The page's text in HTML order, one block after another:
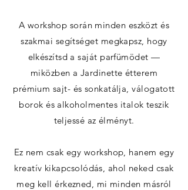
A workshop során minden eszközt és
szakmai segítséget megkapsz, hogy
elkészítsd a saját parfümödet —
miközben a Jardinette étterem
prémium sajt- és sonkatálja, válogatott
borok és alkoholmentes italok teszik
teljessé az élményt.
Ez nem csak egy workshop, hanem egy
kreatív kikapcsolódás, ahol neked csak
meg kell érkezned, mi minden másról